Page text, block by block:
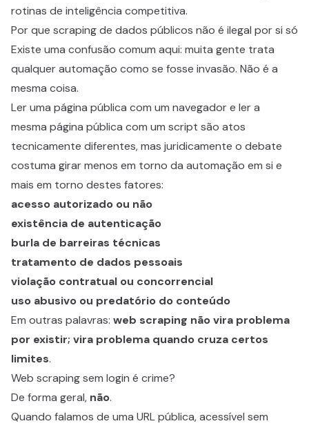
rotinas de inteligência competitiva.
Por que scraping de dados públicos não é ilegal por si só
Existe uma confusão comum aqui: muita gente trata
qualquer automação como se fosse invasão. Não é a
mesma coisa.
Ler uma página pública com um navegador e ler a
mesma página pública com um script são atos
tecnicamente diferentes, mas juridicamente o debate
costuma girar menos em torno da automação em si e
mais em torno destes fatores:
acesso autorizado ou não
existência de autenticação
burla de barreiras técnicas
tratamento de dados pessoais
violação contratual ou concorrencial
uso abusivo ou predatório do conteúdo
Em outras palavras: web scraping não vira problema
por existir; vira problema quando cruza certos
limites.
Web scraping sem login é crime?
De forma geral, não.
Quando falamos de uma URL pública, acessível sem